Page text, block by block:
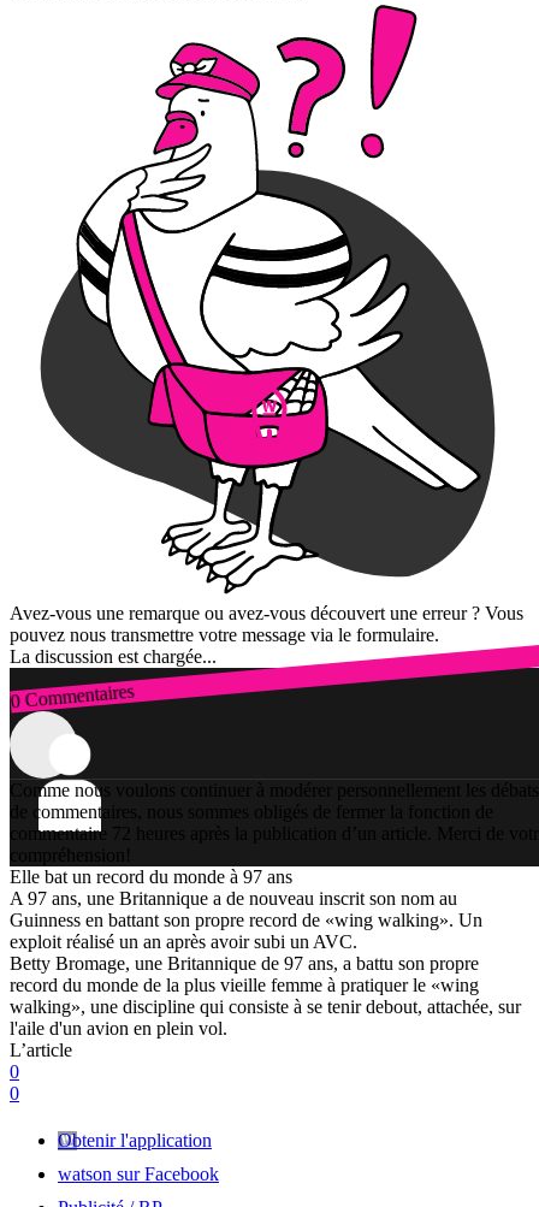
Avez-vous une remarque ou avez-vous découvert une erreur ? Vous
pouvez nous transmettre votre message via le formulaire.
La discussion est chargée...
0 Commentaires
Connexion
Comme nous voulons continuer à modérer personnellement les débats
de commentaires, nous sommes obligés de fermer la fonction de
commentaire 72 heures après la publication d’un article. Merci de
compréhension!
Elle bat un record du monde à 97 ans
A 97 ans, une Britannique a de nouveau inscrit son nom au
Guinness en battant son propre record de «wing walking». Un
exploit réalisé un an après avoir subi un AVC.
Betty Bromage, une Britannique de 97 ans, a battu son propre
record du monde de la plus vieille femme à pratiquer le «wing
walking», une discipline qui consiste à se tenir debout, attachée, sur
l'aile d'un avion en plein vol.
L’article
0
0
Obtenir l'application
watson sur Facebook